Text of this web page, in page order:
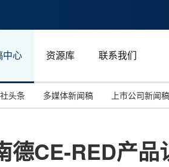
中心 资源库 联系我们
投资
能源
马来
头条 多媒体新闻稿 上市公司新闻稿
德CE-RED产品